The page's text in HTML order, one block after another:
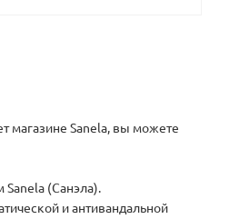
магазине Sanela, вы можете
(Санэла).
и антивандальной